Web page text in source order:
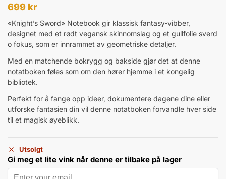
699 kr
«Knight’s Sword» Notebook gir klassisk fantasy-vibber,
designet med et rødt vegansk skinnomslag og et gullfolie sverd
o fokus, som er innrammet av geometriske detaljer.
Med en matchende bokrygg og bakside gjør det at denne
notatboken føles som om den hører hjemme i et kongelig
bibliotek.
Perfekt for å fange opp ideer, dokumentere dagene dine eller
utforske fantasien din vil denne notatboken forvandle hver side
til et magisk øyeblikk.
Utsolgt
Gi meg et lite vink når denne er tilbake på lager